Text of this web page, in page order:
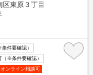
区東原３丁目
件要確認）
（※条件要確認）
ンライン相談可